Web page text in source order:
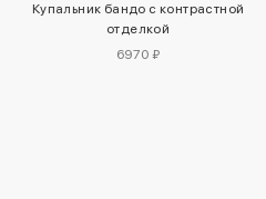
Купальник бандо с контрастной
отделкой
6970 ₽